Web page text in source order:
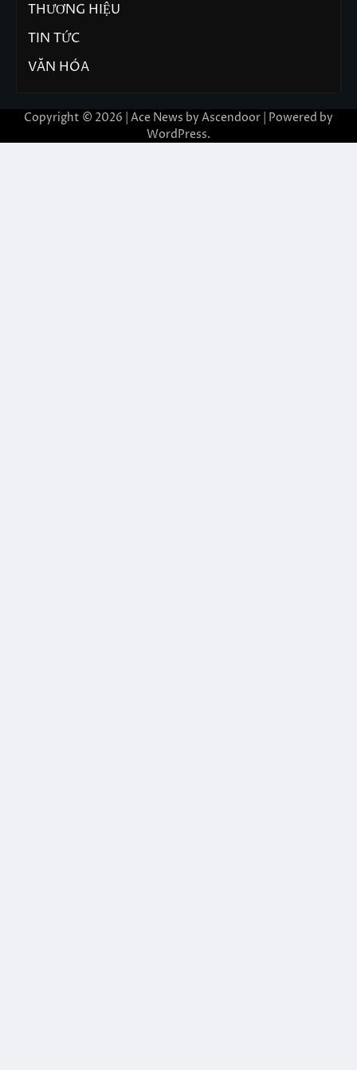
THƯƠNG HIỆU
TIN TỨC
VĂN HÓA
Copyright © 2026 | Ace News by Ascendoor | Powered by
WordPress.